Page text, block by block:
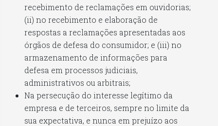
recebimento de reclamações em ouvidorias;
(ii) no recebimento e elaboração de
respostas a reclamações apresentadas aos
órgãos de defesa do consumidor; e (iii) no
armazenamento de informações para
defesa em processos judiciais,
administrativos ou arbitrais;
Na persecução do interesse legítimo da
empresa e de terceiros, sempre no limite da
sua expectativa, e nunca em prejuízo aos